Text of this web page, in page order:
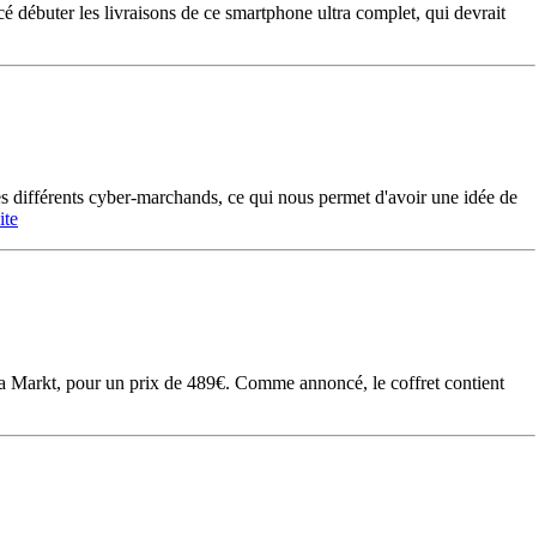
débuter les livraisons de ce smartphone ultra complet, qui devrait
cyber-marchands, ce qui nous permet d'avoir une idée de
Markt, pour un prix de 489€. Comme annoncé, le coffret contient